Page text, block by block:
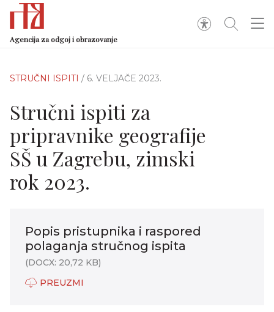
Agencija za odgoj i obrazovanje
STRUČNI ISPITI / 6. VELJAČE 2023.
Stručni ispiti za
pripravnike geografije
SŠ u Zagrebu, zimski
rok 2023.
Popis pristupnika i raspored
polaganja stručnog ispita
(DOCX: 20,72 KB)
PREUZMI